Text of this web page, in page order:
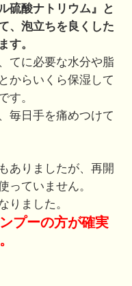
硫酸ナトリウム』と
、泡立ちを良くした
す。
てに必要な水分や脂
からいくら保湿して
す。
毎日手を痛めつけて
ありましたが、再開
っていません。
りました。
プーの方が確実